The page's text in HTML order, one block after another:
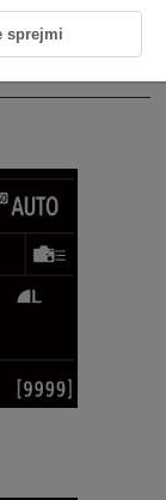
sprejmi